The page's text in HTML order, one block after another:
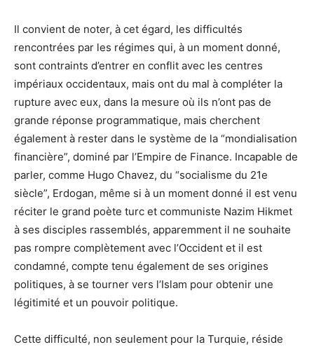
Il convient de noter, à cet égard, les difficultés
rencontrées par les régimes qui, à un moment donné,
sont contraints d’entrer en conflit avec les centres
impériaux occidentaux, mais ont du mal à compléter la
rupture avec eux, dans la mesure où ils n’ont pas de
grande réponse programmatique, mais cherchent
également à rester dans le système de la “mondialisation
financière”, dominé par l’Empire de Finance. Incapable de
parler, comme Hugo Chavez, du “socialisme du 21e
siècle”, Erdogan, même si à un moment donné il est venu
réciter le grand poète turc et communiste Nazim Hikmet
à ses disciples rassemblés, apparemment il ne souhaite
pas rompre complètement avec l’Occident et il est
condamné, compte tenu également de ses origines
politiques, à se tourner vers l’Islam pour obtenir une
légitimité et un pouvoir politique.
Cette difficulté, non seulement pour la Turquie, réside